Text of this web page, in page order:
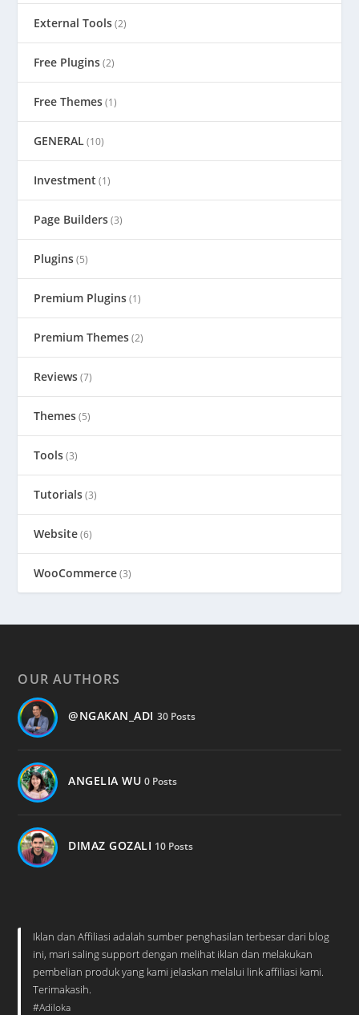
External Tools(2)
Free Plugins(2)
Free Themes(1)
GENERAL (10)
Investment (1)
Page Builders(3)
Plugins(5)
Premium Plugins(1)
Premium Themes(2)
Reviews(7)
Themes(5)
Tools(3)
Tutorials(3)
Website(6)
WooCommerce(3)
OUR AUTHORS
@NGAKAN_ADI 30 Posts
ANGELIA WU 0 Posts
DIMAZ GOZALI 10 Posts
Iklan dan Affiliasi adalah sumber penghasilan terbesar dari blog
ini, mari saling support dengan melihat iklan dan melakukan
pembelian produk yang kami jelaskan melalui link affiliasi kami.
Terimakasih.
#Adiloka